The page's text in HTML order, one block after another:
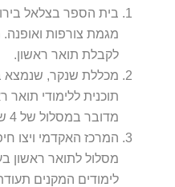
בית הספר בצלאל
לקבלת תואר ראשון.
מכללת שנקר, שנמצא
תוכנית ללימודי
מדובר במסלול של 4 שנים.
המרכז האקדמי ויצו
מסלול לתואר ראשון
לימודים המקנים